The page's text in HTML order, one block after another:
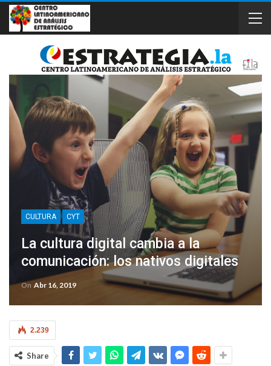
CULTURA CYT
La cultura digital cambia a la
comunicación: los nativos digitales
On Abr 16, 2019
2.239
Share